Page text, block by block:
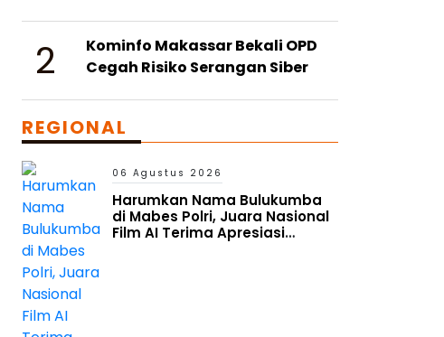
2
Kominfo Makassar Bekali OPD
Cegah Risiko Serangan Siber
REGIONAL
06 Agustus 2026
Harumkan Nama Bulukumba
di Mabes Polri, Juara Nasional
Film AI Terima Apresiasi